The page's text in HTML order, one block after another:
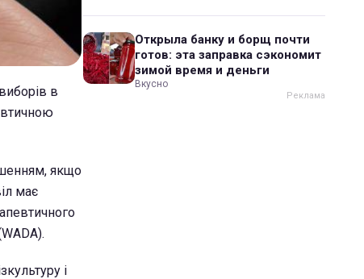
в
якщо
має
і
Открыла банку и борщ почти
готов: эта заправка сэкономит
зимой время и деньги
Вкусно